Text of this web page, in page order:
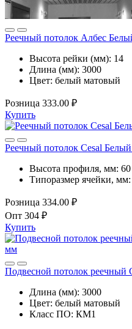
Реечный потолок Албес
Высота рейки (мм): 14
Длина (мм): 3000
Цвет: белый матовый
Розница 333.00 ₽
Купить
Реечный потолок Cesal
Высота профиля, мм: 60
Типоразмер ячейки, мм:
Розница 334.00 ₽
Опт 304 ₽
Купить
Подвесной потолок реечный
Длина (мм): 3000
Цвет: белый матовый
Класс ПО: КМ1